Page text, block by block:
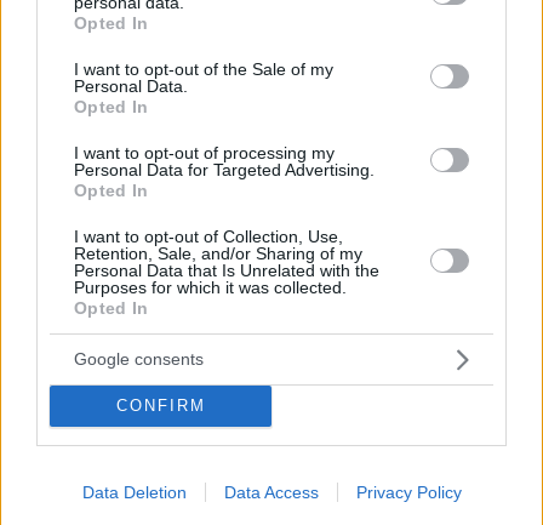
grant or deny consent to Google and its third-party tags to
use your data for below specified purposes in below Google
consent section.
Opted In
I want to opt-out of the Sale of my
Personal Data.
Opted In
I want to opt-out of processing my
Personal Data for Targeted Advertising.
Opted In
I want to opt-out of Collection, Use,
Retention, Sale, and/or Sharing of my
Personal Data that Is Unrelated with the
Purposes for which it was collected.
Opted In
Google consents
CONFIRM
Data Deletion Data Access Privacy Policy
ΠΡΟΣΘΗΚΗ ΣΧΟΛΙΟΥ
05.09.2025, 19:55
Καμία επιδότηση πλέον όποιος έχει χωράφια να τα
στα καφενεία καφετέριες φοράνε καδένες με καλά
νισκοφ και έχουν κρεμάσει και τις κατσουνες και
πουλάνε μούρη
ΑΠΑΝΤΗΣΗ
05.09.2025, 18:13
μπορούν τώρα να παίρνουν οι κτηνοτρόφοι